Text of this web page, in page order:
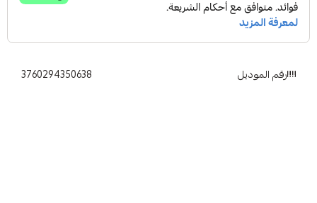
رقم الموديل 3760294350638